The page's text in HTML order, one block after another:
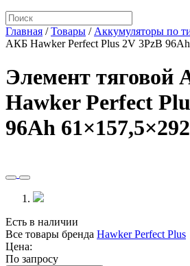
Главная /Товары / Аккумуляторы по
АКБ Hawker Perfect Plus 2V 3PzB
Элемент тяговой
Hawker Perfect
96Ah
Есть в наличии
Все товары бренда Hawker Perfect Plus
Цена:
По запросу